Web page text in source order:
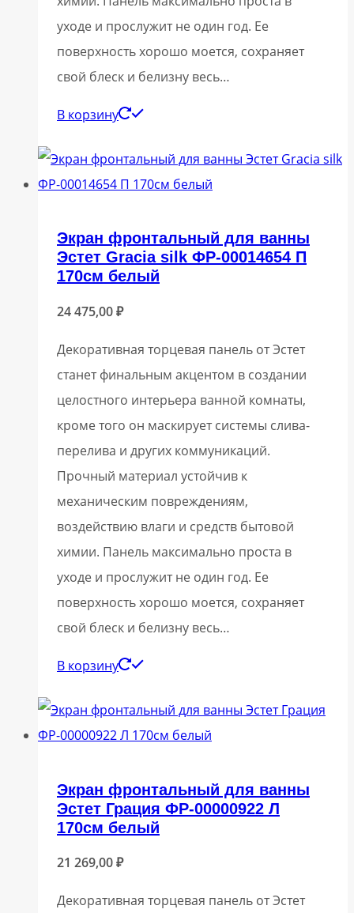
уходе и прослужит не один год. Ее
поверхность хорошо моется, сохраняет
свой блеск и белизну весь…
В корзину
Экран фронтальный для ванны
Эстет Gracia silk ФР-00014654 П
170см белый
24 475,00₽
Декоративная торцевая панель от Эстет
станет финальным акцентом в создании
целостного интерьера ванной комнаты,
кроме того он маскирует системы слива-
перелива и других коммуникаций.
Прочный материал устойчив к
механическим повреждениям,
воздействию влаги и средств бытовой
химии. Панель максимально проста в
уходе и прослужит не один год. Ее
поверхность хорошо моется, сохраняет
свой блеск и белизну весь…
В корзину
Экран фронтальный для ванны
Эстет Грация ФР-00000922 Л
170см белый
21 269,00₽
Декоративная торцевая панель от Эстет